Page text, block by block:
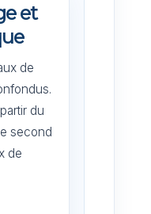
et
de
du
second
de